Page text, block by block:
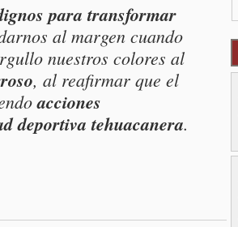
para transformar
al margen cuando
nuestros colores al
, al reafirmar que el
acciones
deportiva tehuacanera.